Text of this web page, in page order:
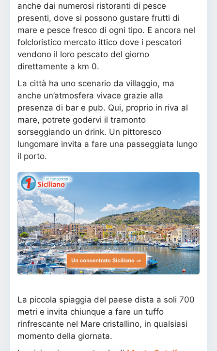
anche dai numerosi ristoranti di pesce
presenti, dove si possono gustare frutti di
mare e pesce fresco di ogni tipo. E ancora nel
folcloristico mercato ittico dove i pescatori
vendono il loro pescato del giorno
direttamente a km 0.
La città ha uno scenario da villaggio, ma
anche un’atmosfera vivace grazie alla
presenza di bar e pub. Qui, proprio in riva al
mare, potrete godervi il tramonto
sorseggiando un drink. Un pittoresco
lungomare invita a fare una passeggiata lungo
il porto.
La piccola spiaggia del paese dista a soli 700
metri e invita chiunque a fare un tuffo
rinfrescante nel Mare cristallino, in qualsiasi
momento della giornata.